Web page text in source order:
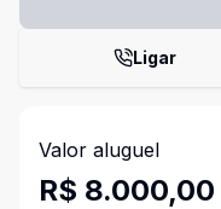
Ligar
Valor aluguel
R$ 8.000,00